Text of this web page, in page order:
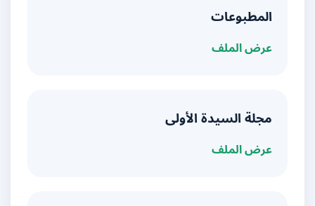
المطبوعات
عرض الملف
مجلة السيدة الأولى
عرض الملف